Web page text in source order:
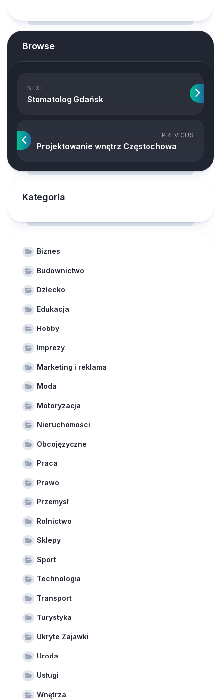
Browse
NEXT
Stomatolog Gdańsk
PREVIOUS
Projektowanie wnętrz Częstochowa
Kategoria
Biznes
Budownictwo
Dziecko
Edukacja
Hobby
Imprezy
Marketing i reklama
Moda
Motoryzacja
Nieruchomości
Obcojęzyczne
Praca
Prawo
Przemysł
Rolnictwo
Sklepy
Sport
Technologia
Transport
Turystyka
Ukryte Zajawki
Uroda
Usługi
Wnętrza